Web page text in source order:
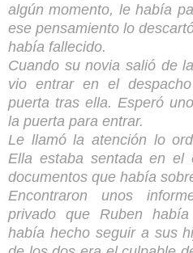
algún momento, le había
ese pensamiento lo
había fallecido.
Cuando su novia salió de
vio entrar en el
puerta tras ella. Esperó
la puerta para entrar.
Le llamó la atención lo
Ella estaba sentada en el
documentos que había
Encontraron unos
privado que Ruben
había hecho seguir a sus